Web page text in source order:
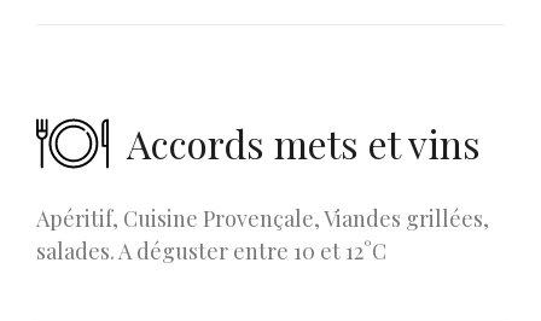
Accords mets et vins
Apéritif, Cuisine Provençale, Viandes grillées,
salades. A déguster entre 10 et 12°C